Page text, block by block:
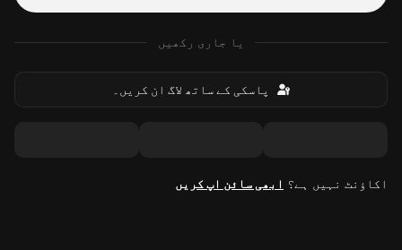
یا جاری رکھیں
پاسکی کے ساتھ لاگ ان کریں۔
اکاؤنٹ نہیں ہے؟ ابھی سائن اپ کریں